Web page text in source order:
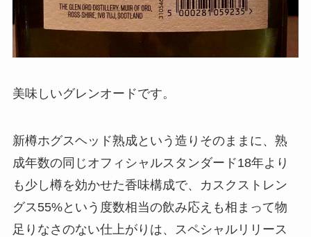
美味しいグレンオードです。
新樽ホグスヘッド熟成という造りそのままに、熟
成年数の同じオフィシャルスタンダード18年より
も少し樽を効かせた香味構成で、カスクストレン
グス55%という度数相当の飲み応えも相まって物
足りなさのない仕上がりは、スペシャルリリース